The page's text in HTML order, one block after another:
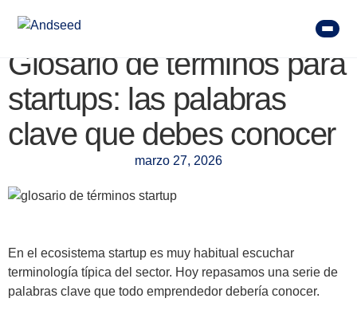
Glosario de términos para
startups: las palabras
clave que debes conocer
marzo 27, 2026
En el ecosistema startup es muy habitual escuchar
terminología típica del sector. Hoy repasamos una serie de
palabras clave que todo emprendedor debería conocer.